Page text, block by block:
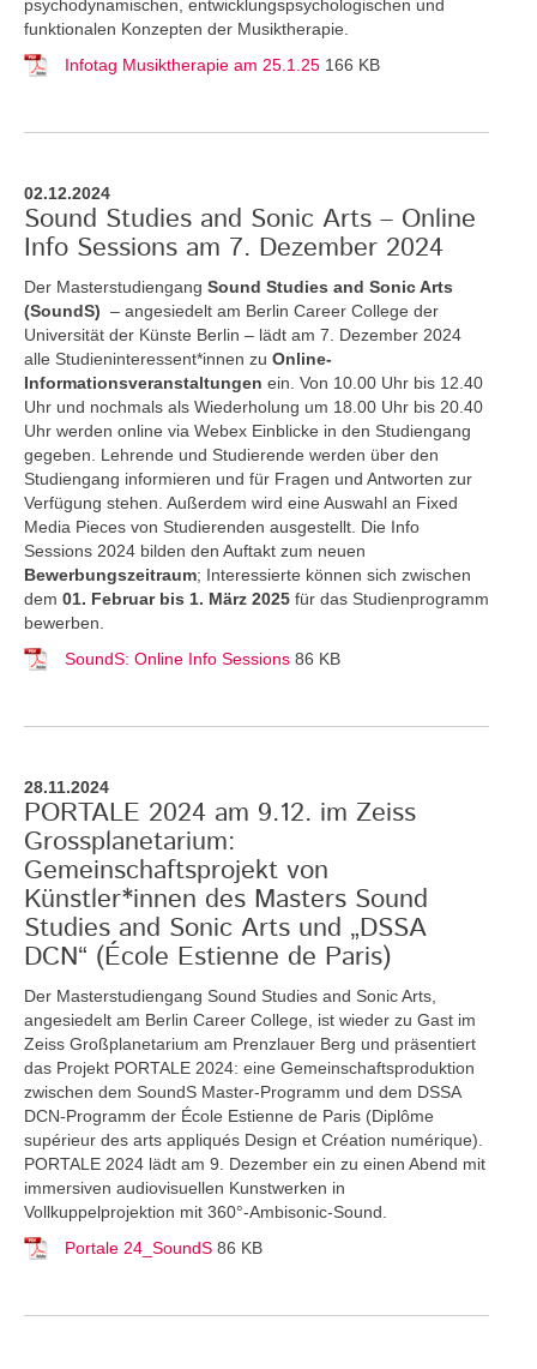
psychodynamischen, entwicklungspsychologischen und
funktionalen Konzepten der Musiktherapie.
Infotag Musiktherapie am 25.1.25 166 KB
02.12.2024
Sound Studies and Sonic Arts – Online
Info Sessions am 7. Dezember 2024
Der Masterstudiengang Sound Studies and Sonic Arts
(SoundS) – angesiedelt am Berlin Career College der
Universität der Künste Berlin – lädt am 7. Dezember 2024
alle Studieninteressent*innen zu Online-
Informationsveranstaltungen ein. Von 10.00 Uhr bis 12.40
Uhr und nochmals als Wiederholung um 18.00 Uhr bis 20.40
Uhr werden online via Webex Einblicke in den Studiengang
gegeben. Lehrende und Studierende werden über den
Studiengang informieren und für Fragen und Antworten zur
Verfügung stehen. Außerdem wird eine Auswahl an Fixed
Media Pieces von Studierenden ausgestellt. Die Info
Sessions 2024 bilden den Auftakt zum neuen
Bewerbungszeitraum; Interessierte können sich zwischen
dem 01. Februar bis 1. März 2025 für das Studienprogramm
bewerben.
SoundS: Online Info Sessions 86 KB
28.11.2024
PORTALE 2024 am 9.12. im Zeiss
Grossplanetarium:
Gemeinschaftsprojekt von
Künstler*innen des Masters Sound
Studies and Sonic Arts und „DSSA
DCN“ (École Estienne de Paris)
Der Masterstudiengang Sound Studies and Sonic Arts,
angesiedelt am Berlin Career College, ist wieder zu Gast im
Zeiss Großplanetarium am Prenzlauer Berg und präsentiert
das Projekt PORTALE 2024: eine Gemeinschaftsproduktion
zwischen dem SoundS Master-Programm und dem DSSA
DCN-Programm der École Estienne de Paris (Diplôme
supérieur des arts appliqués Design et Création numérique).
PORTALE 2024 lädt am 9. Dezember ein zu einen Abend mit
immersiven audiovisuellen Kunstwerken in
Vollkuppelprojektion mit 360°-Ambisonic-Sound.
Portale 24_SoundS 86 KB